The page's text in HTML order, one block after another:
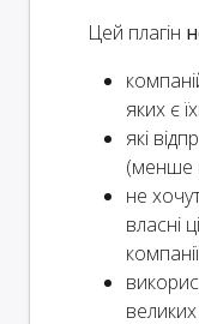
Цей плагін
яких є
які
(менше
не
власні
великих